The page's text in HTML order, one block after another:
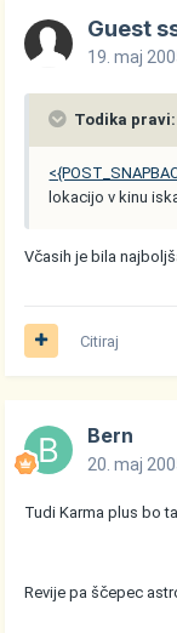
Guest
19. maj
Todika pravi:
lokacijo v kinu
Včasih je bila
Citiraj
Bern
20. maj
Tudi Karma plus bo
Revije pa ščepec